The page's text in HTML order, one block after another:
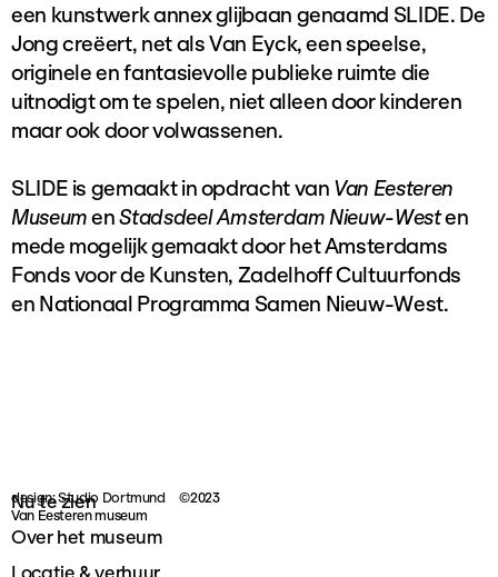
een kunstwerk annex glijbaan genaamd SLIDE. De
Jong creëert, net als Van Eyck, een speelse,
originele en fantasievolle publieke ruimte die
uitnodigt om te spelen, niet alleen door kinderen
maar ook door volwassenen.
SLIDE is gemaakt in opdracht van Van Eesteren
MuseumenStadsdeel Amsterdam Nieuw-Westen
mede mogelijk gemaakt door het Amsterdams
Fonds voor de Kunsten, Zadelhoff Cultuurfonds
en Nationaal Programma Samen Nieuw-West.
Nu te zien
Over het museum
Locatie & verhuur
design: Studio Dortmund
©2023
Van Eesteren museum